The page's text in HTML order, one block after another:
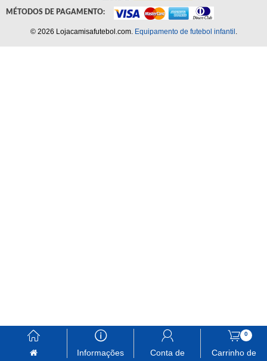
󰃱 󰈢
Informações
󰃳
Conta de
0
󰃦
Carrinho de
MÉTODOS DE PAGAMENTO:
© 2026 Lojacamisafutebol.com. Equipamento de futebol infantil .